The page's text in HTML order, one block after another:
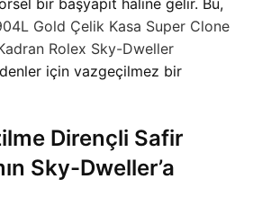
bir başyapıt haline gelir. Bu,
Gold Çelik Kasa Super Clone
Rolex Sky-Dweller
için vazgeçilmez bir
Dirençli Safir
Sky-Dweller’a